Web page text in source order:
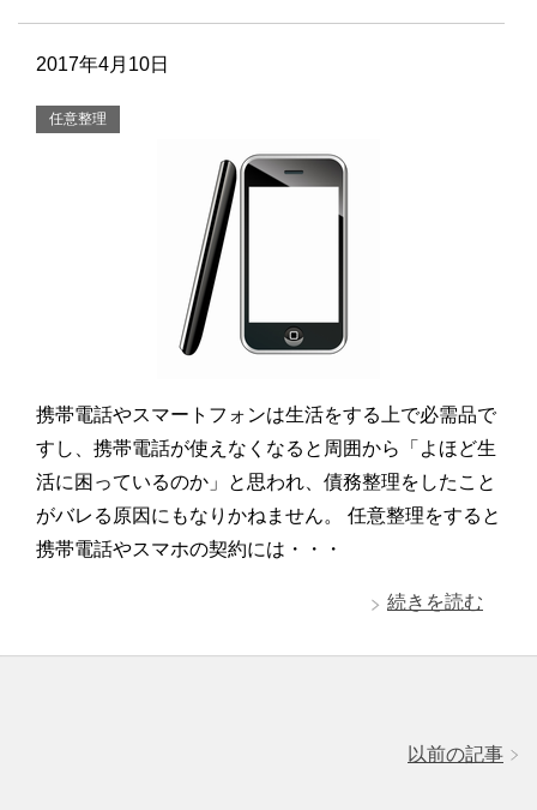
2017年4月10日
任意整理
携帯電話やスマートフォンは生活をする上で必需品で
すし、携帯電話が使えなくなると周囲から「よほど生
活に困っているのか」と思われ、債務整理をしたこと
がバレる原因にもなりかねません。 任意整理をすると
携帯電話やスマホの契約には・・・
続きを読む
以前の記事